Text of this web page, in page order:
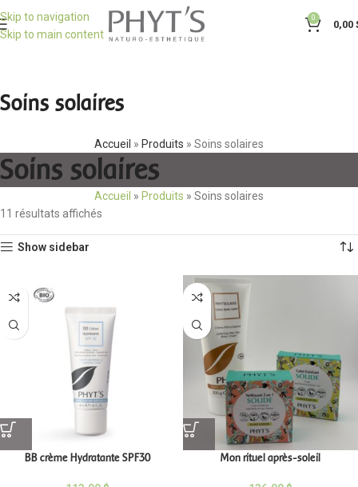
Skip to navigation
Skip to main content
0
0,00
Soins solaires
Accueil » Produits » Soins solaires
Soins solaires
Accueil » Produits » Soins solaires
11 résultats affichés
Show sidebar
BB crème Hydratante SPF30 Mon rituel après-soleil